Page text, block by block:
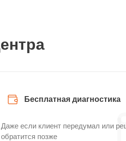
Бесплатная диагностика
Даже если клиент передумал или
обратится позже